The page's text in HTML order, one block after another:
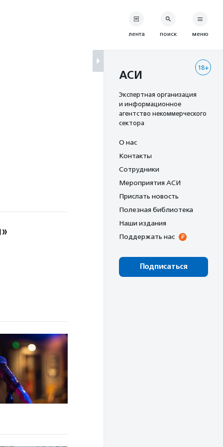
лента поиск меню
18+
АСИ
Экспертная организация
и информационное
агентство некоммерческого
сектора
О нас
Контакты
Сотрудники
Мероприятия АСИ
Прислать новость
Полезная библиотека
Наши издания
Поддержать нас
Подписаться